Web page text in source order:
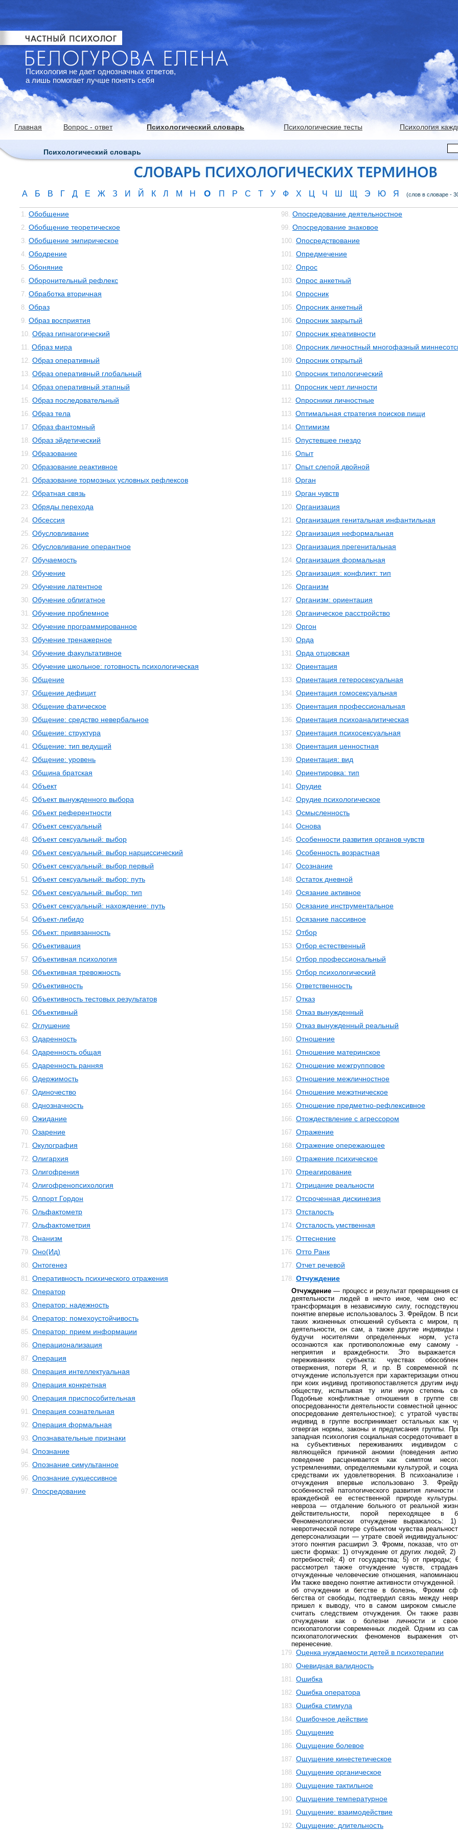
Психология не дает однозначных ответов,
а лишь помогает лучше понять себя
Главная Вопрос - ответ Психологический словарь Психологические тесты Психология
Психологический словарь
А Б В Г Д Е Ж З И Й К Л М Н О П Р С Т У Ф Х Ц Ч Ш Щ Э Ю Я (слов в словаре -
1. Обобщение
2. Обобщение теоретическое
3. Обобщение эмпирическое
4. Ободрение
5. Обоняние
6. Оборонительный рефлекс
7. Обработка вторичная
8. Образ
9. Образ восприятия
10. Образ гипнагогический
11. Образ мира
12. Образ оперативный
13. Образ оперативный глобальный
14. Образ оперативный этапный
15. Образ последовательный
16. Образ тела
17. Образ фантомный
18. Образ эйдетический
19. Образование
20. Образование реактивное
21. Образование тормозных условных рефлексов
22. Обратная связь
23. Обряды перехода
24. Обсессия
25. Обусловливание
26. Обусловливание оперантное
27. Обучаемость
28. Обучение
29. Обучение латентное
30. Обучение облигатное
31. Обучение проблемное
32. Обучение программированное
33. Обучение тренажерное
34. Обучение факультативное
35. Обучение школьное: готовность психологическая
36. Общение
37. Общение дефицит
38. Общение фатическое
39. Общение: средство невербальное
40. Общение: структура
41. Общение: тип ведущий
42. Общение: уровень
43. Община братская
44. Объект
45. Объект вынужденного выбора
46. Объект референтности
47. Объект сексуальный
48. Объект сексуальный: выбор
49. Объект сексуальный: выбор нарциссический
50. Объект сексуальный: выбор первый
51. Объект сексуальный: выбор: путь
52. Объект сексуальный: выбор: тип
53. Объект сексуальный: нахождение: путь
54. Объект-либидо
55. Объект: привязанность
56. Объективация
57. Объективная психология
58. Объективная тревожность
59. Объективность
60. Объективность тестовых результатов
61. Объективный
62. Оглушение
63. Одаренность
64. Одаренность общая
65. Одаренность ранняя
66. Одержимость
67. Одиночество
68. Однозначность
69. Ожидание
70. Озарение
71. Окулография
72. Олигархия
73. Олигофрения
74. Олигофренопсихология
75. Олпорт Гордон
76. Ольфактометр
77. Ольфактометрия
78. Онанизм
79. Оно(Ид)
80. Онтогенез
81. Оперативность психического отражения
82. Оператор
83. Оператор: надежность
84. Оператор: помехоустойчивость
85. Оператор: прием информации
86. Операционализация
87. Операция
88. Операция интеллектуальная
89. Операция конкретная
90. Операция приспособительная
91. Операция сознательная
92. Операция формальная
93. Опознавательные признаки
94. Опознание
95. Опознание симультанное
96. Опознание сукцессивное
97. Опосредование
98. Опосредование деятельностное
99. Опосредование знаковое
100. Опосредствование
101. Опредмечение
102. Опрос
103. Опрос анкетный
104. Опросник
105. Опросник анкетный
106. Опросник закрытый
107. Опросник креативности
108. Опросник личностный многофазный
109. Опросник открытый
110. Опросник типологический
111. Опросник черт личности
112. Опросники личностные
113. Оптимальная стратегия поисков пищи
114. Оптимизм
115. Опустевшее гнездо
116. Опыт
117. Опыт слепой двойной
118. Орган
119. Орган чувств
120. Организация
121. Организация генитальная инфантильная
122. Организация неформальная
123. Организация прегенитальная
124. Организация формальная
125. Организация: конфликт: тип
126. Организм
127. Организм: ориентация
128. Органическое расстройство
129. Оргон
130. Орда
131. Орда отцовская
132. Ориентация
133. Ориентация гетеросексуальная
134. Ориентация гомосексуальная
135. Ориентация профессиональная
136. Ориентация психоаналитическая
137. Ориентация психосексуальная
138. Ориентация ценностная
139. Ориентация: вид
140. Ориентировка: тип
141. Орудие
142. Орудие психологическое
143. Осмысленность
144. Основа
145. Особенности развития органов чувств
146. Особенность возрастная
147. Осознание
148. Остаток дневной
149. Осязание активное
150. Осязание инструментальное
151. Осязание пассивное
152. Отбор
153. Отбор естественный
154. Отбор профессиональный
155. Отбор психологический
156. Ответственность
157. Отказ
158. Отказ вынужденный
159. Отказ вынужденный реальный
160. Отношение
161. Отношение материнское
162. Отношение межгрупповое
163. Отношение межличностное
164. Отношение межэтническое
165. Отношение предметно-рефлексивное
166. Отождествление с агрессором
167. Отражение
168. Отражение опережающее
169. Отражение психическое
170. Отреагирование
171. Отрицание реальности
172. Отсроченная дискинезия
173. Отсталость
174. Отсталость умственная
175. Оттеснение
176. Отто Ранк
177. Отчет речевой
178. Отчуждение
Отчуждение — процесс и результат превращения
деятельности людей в нечто иное, чем оно
трансформация в независимую силу,
понятие впервые использовалось З. Фрейдом. В
таких жизненных отношений субъекта с миром,
деятельности, он сам, а также другие индивиды
будучи носителями определенных норм,
осознаются как противоположные ему
неприятия и враждебности. Это выражается
переживаниях субъекта: чувствах
отвержения, потери Я, и пр. В современной
отчуждение используется при характеризации
при коих индивид противопоставляется другим
обществу, испытывая ту или иную степень
Подобные конфликтные отношения в группе
опосредованности деятельности совместной
опосредование деятельностное); с утратой
индивид в группе воспринимает остальных как
отвергая нормы, законы и предписания группы.
западная психология социальная сосредоточивает
на субъективных переживаниях индивидом
являющейся причиной аномии (поведения
поведение расценивается как симптом
устремлениями, определяемыми культурой, и
средствами их удовлетворения. В психоанализе
отчуждения впервые использовано З.
особенностей патологического развития
враждебной ее естественной природе
невроза — отдаление больного от реальной
действительности, порой переходящее в
Феноменологически отчуждение выражалось:
невротической потере субъектом чувства
деперсонализации — утрате своей
этого понятия расширил Э. Фромм, показав, что
шести формах: 1) отчуждение от других людей; 2)
потребностей; 4) от государства; 5) от
рассмотрел также отчуждение чувств,
отчужденные человеческие отношения,
Им также введено понятие активности
об отчуждении и бегстве в болезнь, Фромм
бегства от свободы, подтвердил связь между
пришел к выводу, что в самом широком
считать следствием отчуждения. Он также
отчуждении как о болезни личности и
психопатологии современных людей. Одним из
психопатологических феноменов выражения
перенесение.
179. Оценка нуждаемости детей в психотерапии
180. Очевидная валидность
181. Ошибка
182. Ошибка оператора
183. Ошибка стимула
184. Ошибочное действие
185. Ощущение
186. Ощущение болевое
187. Ощущение кинестетическое
188. Ощущение органическое
189. Ощущение тактильное
190. Ощущение температурное
191. Ощущение: взаимодействие
192. Ощущение: длительность